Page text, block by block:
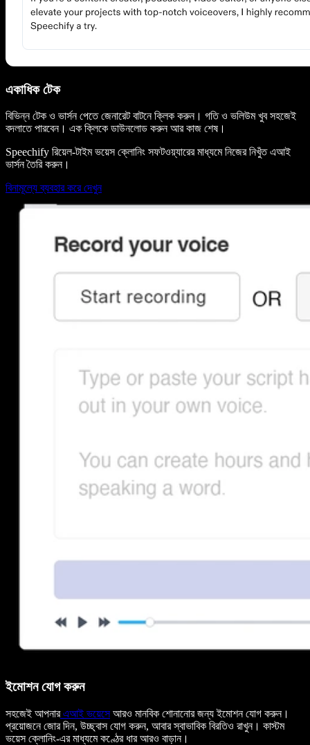
একাধিক টেক
বিভিন্ন টেক ও ভার্সন পেতে জেনারেট বাটনে ক্লিক করুন। গতি ও ভলিউম খুব সহজেই
বদলাতে পারবেন। এক ক্লিকে ডাউনলোড করুন আর কাজ শেষ।
Speechify রিয়েল-টাইম ভয়েস ক্লোনিং সফটওয়্যারের মাধ্যমে নিজের নিখুঁত এআই
ভার্সন তৈরি করুন।
বিনামূল্যে ব্যবহার করে দেখুন
ইমোশন যোগ করুন
সহজেই আপনারএআই ভয়েসেআরও মানবিক শোনানোর জন্য ইমোশন যোগ করুন।
প্রয়োজনে জোর দিন, উচ্ছ্বাস যোগ করুন, আবার স্বাভাবিক বিরতিও রাখুন। কাস্টম
ভয়েস ক্লোনিং-এর মাধ্যমে কণ্ঠের ধার আরও বাড়ান।